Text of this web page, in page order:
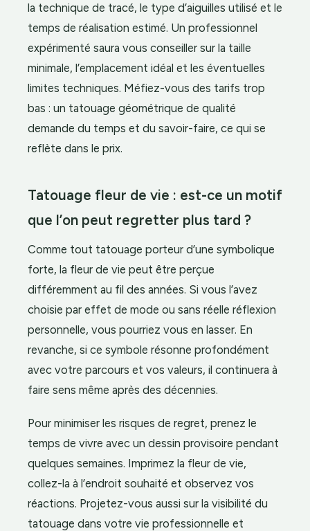
la technique de tracé, le type d’aiguilles utilisé et le
temps de réalisation estimé. Un professionnel
expérimenté saura vous conseiller sur la taille
minimale, l’emplacement idéal et les éventuelles
limites techniques. Méfiez-vous des tarifs trop
bas : un tatouage géométrique de qualité
demande du temps et du savoir-faire, ce qui se
reflète dans le prix.
Tatouage fleur de vie : est-ce un motif
que l’on peut regretter plus tard ?
Comme tout tatouage porteur d’une symbolique
forte, la fleur de vie peut être perçue
différemment au fil des années. Si vous l’avez
choisie par effet de mode ou sans réelle réflexion
personnelle, vous pourriez vous en lasser. En
revanche, si ce symbole résonne profondément
avec votre parcours et vos valeurs, il continuera à
faire sens même après des décennies.
Pour minimiser les risques de regret, prenez le
temps de vivre avec un dessin provisoire pendant
quelques semaines. Imprimez la fleur de vie,
collez-la à l’endroit souhaité et observez vos
réactions. Projetez-vous aussi sur la visibilité du
tatouage dans votre vie professionnelle et